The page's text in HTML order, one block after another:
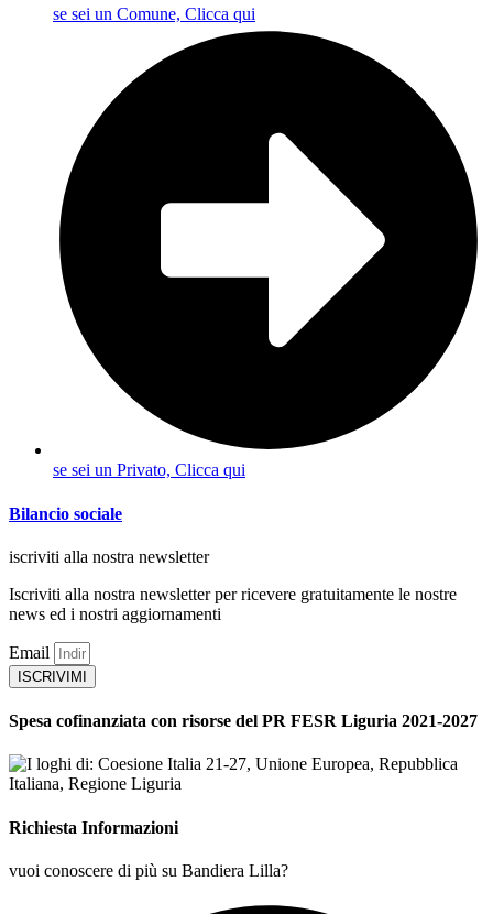
se sei un Comune, Clicca qui
se sei un Privato, Clicca qui
Bilancio sociale
iscriviti alla nostra newsletter
Iscriviti alla nostra newsletter per ricevere gratuitamente le nostre
news ed i nostri aggiornamenti
Email
ISCRIVIMI
Spesa cofinanziata con risorse del PR FESR Liguria 2021-2027
Richiesta Informazioni
vuoi conoscere di più su Bandiera Lilla?